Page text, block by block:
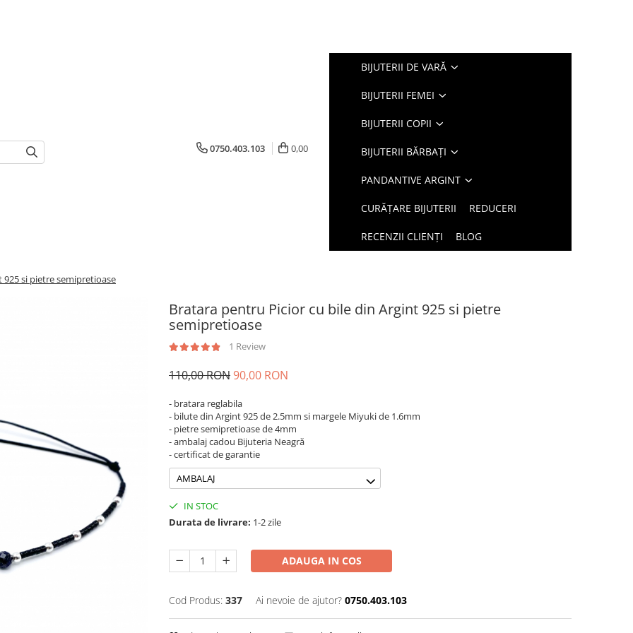
0750.403.103 0,00
BIJUTERII DE VARĂ
BIJUTERII FEMEI
BIJUTERII COPII
BIJUTERII BĂRBAȚI
PANDANTIVE ARGINT
CURĂȚARE BIJUTERII REDUCERI
RECENZII CLIENȚI BLOG
si pietre semipretioase
Bratara pentru Picior cu bile din Argint 925 si pietre
semipretioase
1 Review
110,00 RON90,00 RON
- bratara reglabila
- bilute din Argint 925 de 2.5mm si margele Miyuki de 1.6mm
- pietre semipretioase de 4mm
- ambalaj cadou Bijuteria Neagră
- certificat de garantie
AMBALAJ
IN STOC
Durata de livrare: 1-2 zile
ADAUGA IN COS
Cod Produs: 337 Ai nevoie de ajutor? 0750.403.103